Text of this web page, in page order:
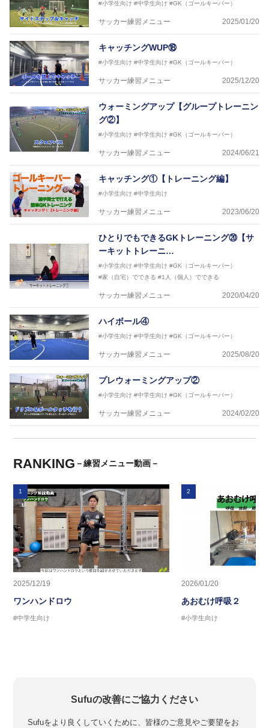
#小学生向け #中学生向け #GK（ゴールキーパー）
サッカー練習メニュー 2025/01/20
キャッチングWUP⑱
#小学生向け #中学生向け #GK（ゴールキーパー）
サッカー練習メニュー 2025/12/20
ウォーミングアップ【グループトレーニン
グ②】
#小学生向け #中学生向け #GK（ゴールキーパー）
サッカー練習メニュー 2024/06/21
キャッチング①【トレーニング編】
#小学生向け #中学生向け
サッカー練習メニュー 2023/06/20
ひとりでもできるGKトレーニング⑳【サ
ーキットトレーニ…
#小学生向け #中学生向け #GK（ゴールキーパー）
#家（自宅）でできる #1人（個人）でできる
サッカー練習メニュー 2020/04/20
ハイボール④
#小学生向け #中学生向け #GK（ゴールキーパー）
サッカー練習メニュー 2025/08/20
プレウォーミングアップ②
#小学生向け #中学生向け #GK（ゴールキーパー）
サッカー練習メニュー 2024/02/20
RANKING －練習メニュー動画－
1
2025/12/19
ワンハンドロウ
#中学生向け
2
2026/01/20
あおむけ呼吸２
#小学生向け
Sufuの改善にご協力ください
Sufuをより良くしていくために、皆様のご意見やご要望をお